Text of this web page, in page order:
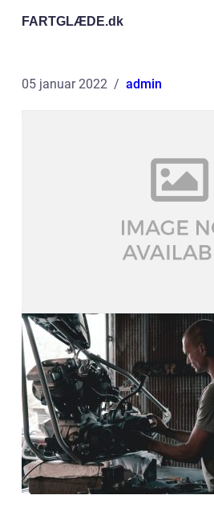
FARTGLÆDE.dk
05 januar 2022 admin